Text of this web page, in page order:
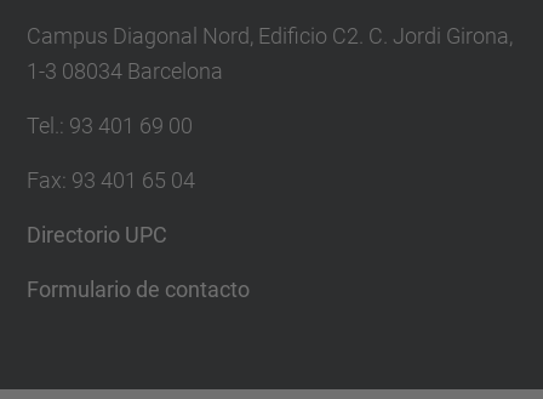
Campus Diagonal Nord, Edificio C2. C. Jordi Girona,
1-3 08034 Barcelona
Tel. : 93 401 69 00
Fax: 93 401 65 04
Directorio UPC
Formulario de contacto